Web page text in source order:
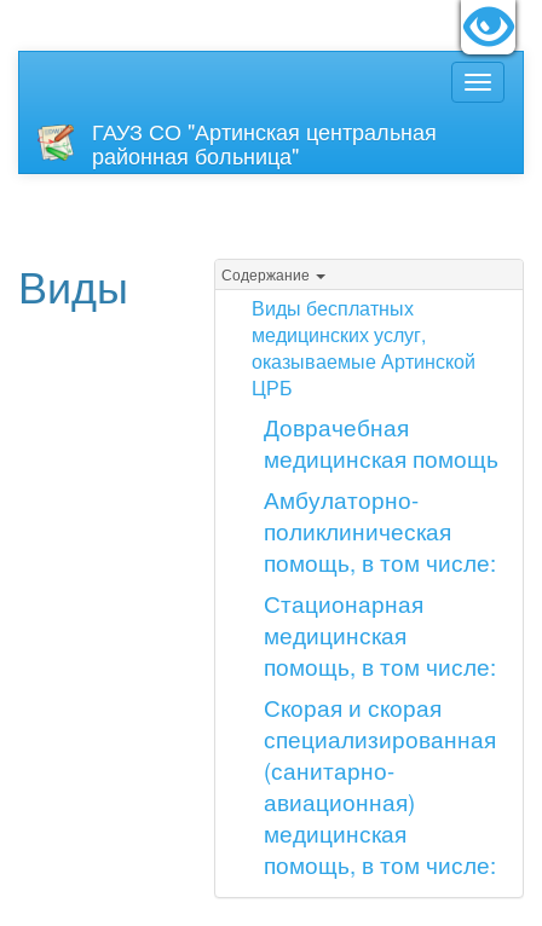
ГАУЗ СО "Артинская центральная
районная больница"
Содержание
Виды бесплатных
медицинских услуг,
оказываемые Артинской
ЦРБ
Доврачебная
медицинская помощь
Амбулаторно-
поликлиническая
помощь, в том числе:
Стационарная
медицинская
помощь, в том числе:
Скорая и скорая
специализированная
(санитарно-
авиационная)
медицинская
помощь, в том числе:
Виды